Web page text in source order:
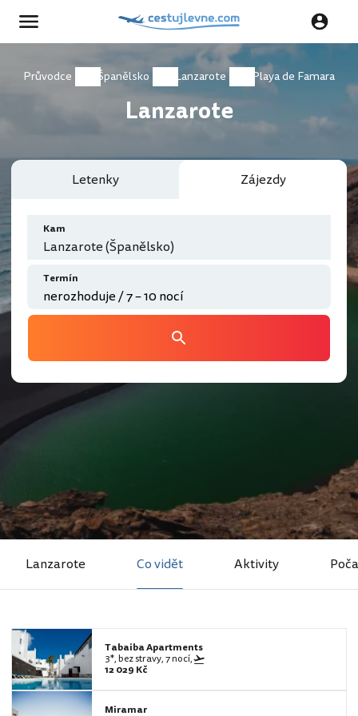
Průvodce Španělsko Lanzarote Playa de Famara
Lanzarote
Letenky Zájezdy
Kam
Lanzarote (Španělsko)
Termín
Lanzarote Co vidět Aktivity
Tabaiba Apartments
3*, bez stravy, 7 nocí,
12 029 Kč
Miramar